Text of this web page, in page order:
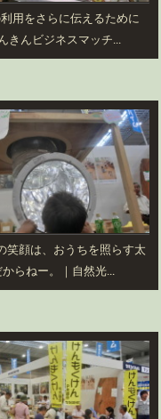
用をさらに伝えるために
きんビジネスマッチ...
笑顔は、おうちを照らす太
からねー。｜自然光...